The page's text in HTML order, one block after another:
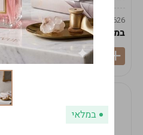
9009492379626
במארז 6
במלאי